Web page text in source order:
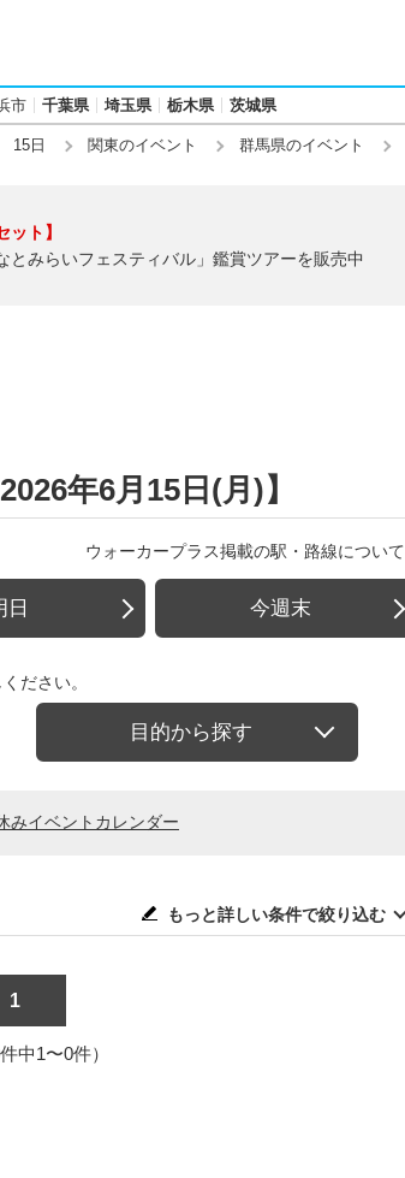
市 千葉県 埼玉県 栃木県 茨城県
15日 関東のイベント 群馬県のイベント
ット】
とみらいフェスティバル」鑑賞ツアーを販売中
年6月15日(月)】
ウォーカープラス掲載の駅・路線について
日 今週末
ださい。
目的から探す
みイベントカレンダー
もっと詳しい条件で絞り込む
1
中1〜0件）